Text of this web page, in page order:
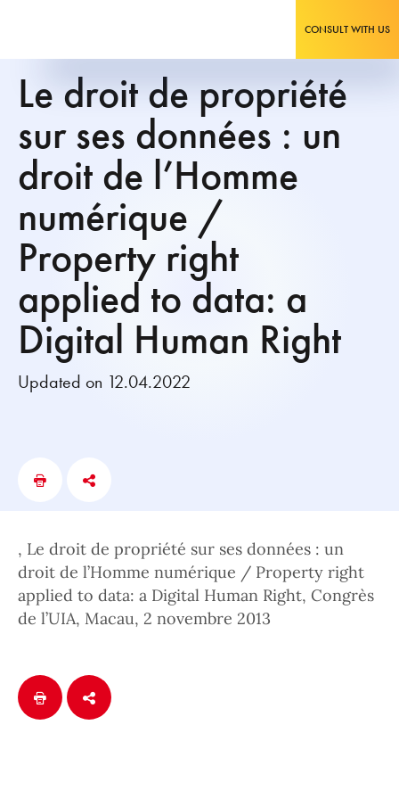
CONSULT WITH US
Le droit de propriété
sur ses données : un
droit de l’Homme
numérique /
Property right
applied to data: a
Digital Human Right
Updated on 12.04.2022
, Le droit de propriété sur ses données : un
droit de l’Homme numérique / Property right
applied to data: a Digital Human Right, Congrès
de l’UIA, Macau, 2 novembre 2013